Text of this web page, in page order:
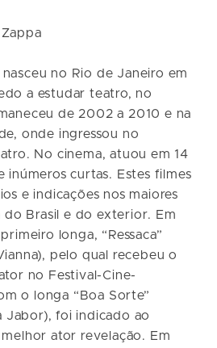
no Rio de Janeiro em
a estudar teatro, no
de 2002 a 2010 e na
onde ingressou no
No cinema, atuou em 14
inúmeros curtas. Estes filmes
e indicações nos maiores
do Brasil e do exterior. Em
longa, “Ressaca”
pelo qual recebeu o
no Festival-Cine-
o longa “Boa Sorte”
Jabor), foi indicado ao
ator revelação. Em